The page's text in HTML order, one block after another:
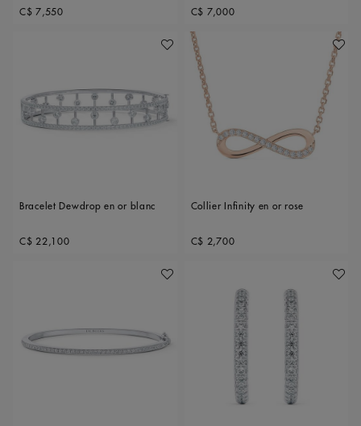
Original price
C$ 7,550 Original price
C$ 7,000
Ajouter À Ma Wishlist
Bracelet Dewdrop en or blanc
Original price
C$ 22,100
Collier Infinity en or rose
Original price
C$ 2,700
Ajouter À Ma Wishlist